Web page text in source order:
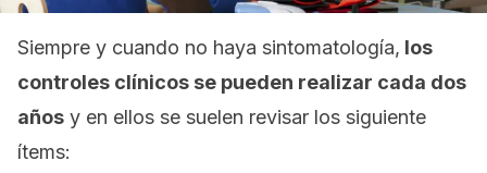
Siempre y cuando no haya sintomatología, los
controles clínicos se pueden realizar cada dos
años y en ellos se suelen revisar los siguiente
ítems: